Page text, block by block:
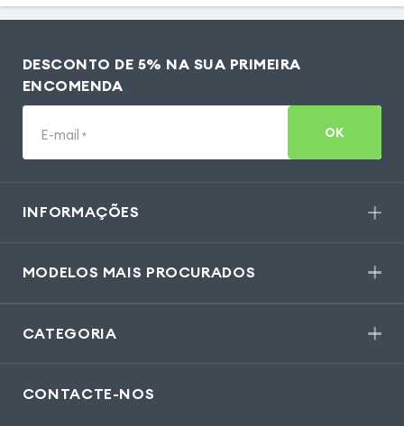
DESCONTO DE 5% NA SUA PRIMEIRA
ENCOMENDA
E-mail * OK
INFORMAÇÕES
MODELOS MAIS PROCURADOS
CATEGORIA
CONTACTE-NOS